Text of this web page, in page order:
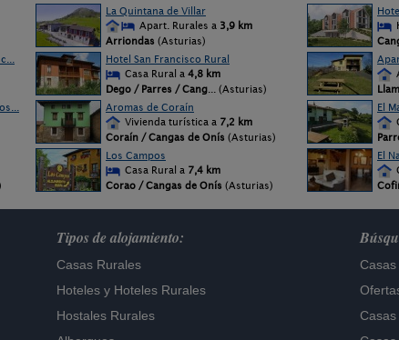
La Quintana de Villar
Apart. Rurales a 3,9 km
Arriondas (Asturias)
Hotel San Francisco Rural
Casa Rural a 4,8 km
Dego / Parres / Cang... (Asturias)
Aromas de Coraín
Vivienda turística a 7,2 km
Coraín / Cangas de Onís (Asturias)
El
Los Campos
Casa Rural a 7,4 km
Corao / Cangas de Onís (Asturias)
El
Tipos de alojamiento:
Casas Rurales
Hoteles y Hoteles Rurales
Hostales Rurales